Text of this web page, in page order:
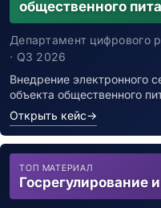
общественного
уведомления о
заболевшим новой
инфекцией
Департамент цифрового
· Q3 2026
Внедрение электронного
объекта общественного
Открыть кейс→
ТОП МАТЕРИАЛ
Госрегулирование